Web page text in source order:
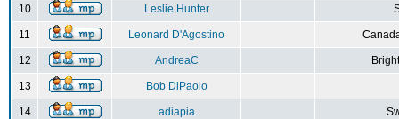
10 Leslie Hunter
11 Leonard D'Agostino
12 AndreaC
13 Bob DiPaolo
14 adiapia